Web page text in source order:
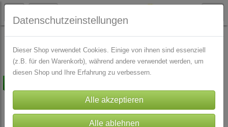
Isolde Richter LERN CDs
Datenschutzeinstellungen
Dieser Shop verwendet Cookies. Einige von ihnen sind essenziell
(z.B. für den Warenkorb), während andere verwendet werden, um
diesen Shop und Ihre Erfahrung zu verbessern.